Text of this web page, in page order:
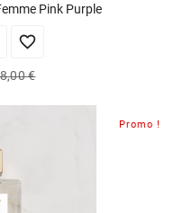
Pink Purple

€
Promo !